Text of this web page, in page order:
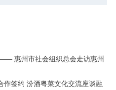
惠州市社会组织总会走访惠州
作签约 汾酒粤菜文化交流座谈融